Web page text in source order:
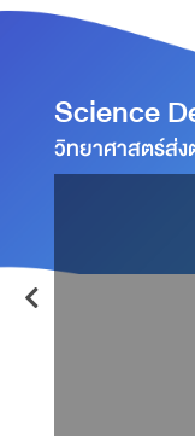
Science
วิทยาศาสตร์ส่ง